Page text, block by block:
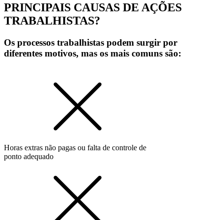
PRINCIPAIS CAUSAS DE AÇÕES
TRABALHISTAS?
Os processos trabalhistas podem surgir por
diferentes motivos, mas os mais comuns são:
Horas extras não pagas ou falta de controle de
ponto adequado